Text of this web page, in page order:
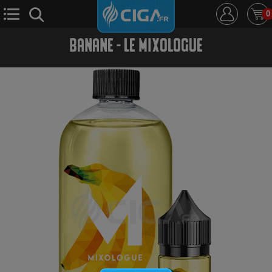
0
E-Cigarette E-Liquide
Ciga +
BANANE - LE MIXOLOGUE